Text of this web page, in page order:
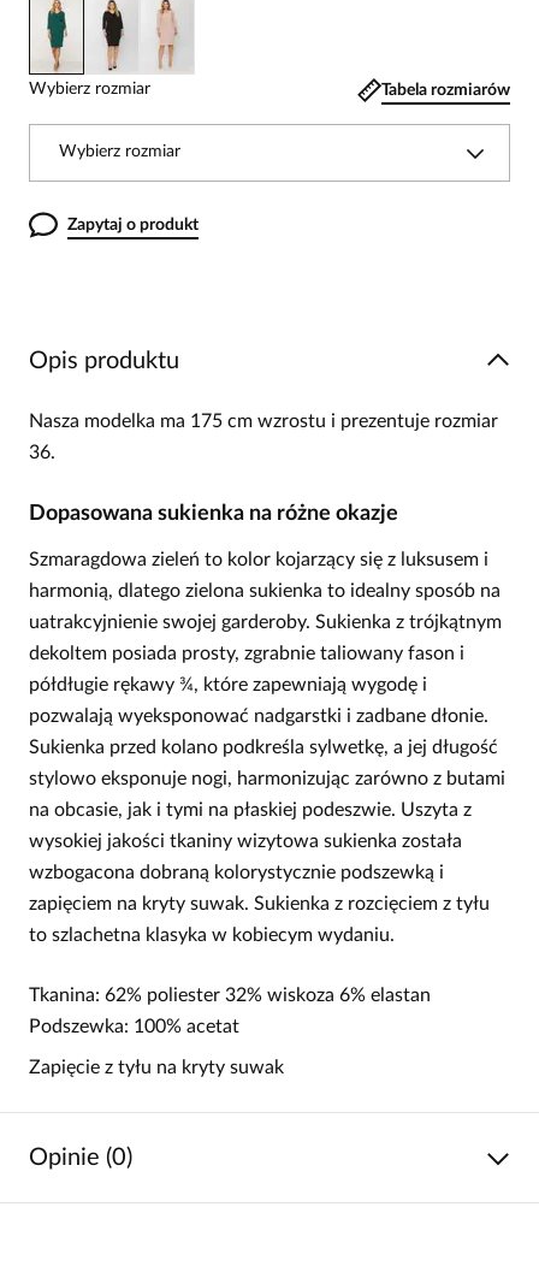
Wybierz rozmiar Tabela rozmiarów
Wybierz rozmiar
Zapytaj o produkt
Opis produktu
Nasza modelka ma 175 cm wzrostu i prezentuje rozmiar
36.
Dopasowana sukienka na różne okazje
Szmaragdowa zieleń to kolor kojarzący się z luksusem i
harmonią, dlatego zielona sukienka to idealny sposób na
uatrakcyjnienie swojej garderoby. Sukienka z trójkątnym
dekoltem posiada prosty, zgrabnie taliowany fason i
półdługie rękawy ¾, które zapewniają wygodę i
pozwalają wyeksponować nadgarstki i zadbane dłonie.
Sukienka przed kolano podkreśla sylwetkę, a jej długość
stylowo eksponuje nogi, harmonizując zarówno z butami
na obcasie, jak i tymi na płaskiej podeszwie. Uszyta z
wysokiej jakości tkaniny wizytowa sukienka została
wzbogacona dobraną kolorystycznie podszewką i
zapięciem na kryty suwak. Sukienka z rozcięciem z tyłu
to szlachetna klasyka w kobiecym wydaniu.
Tkanina: 62% poliester 32% wiskoza 6% elastan
Podszewka: 100% acetat
Zapięcie z tyłu na kryty suwak
Opinie (0)